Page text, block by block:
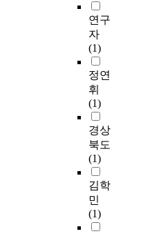
연구
자
(1)
정연
휘
(1)
경상
북도
(1)
김학
민
(1)